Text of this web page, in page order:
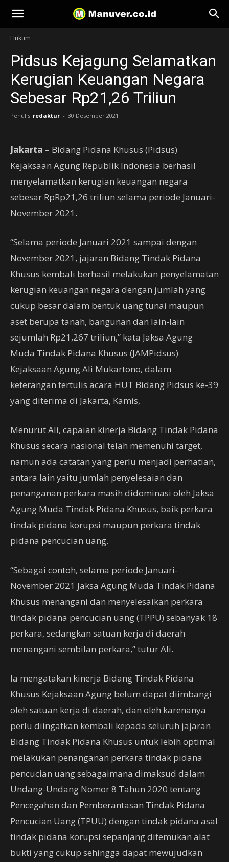
Manuver
Hukum
Pidsus Kejagung Selamatkan
Kerugian Keuangan Negara
Sebesar Rp21,26 Triliun
Penulis redaktur - 30 Desember 2021
Jakarta – Bidang Pidana Khusus (Pidsus)
Kejaksaan Agung Republik Indonesia berhasil
menyelamatkan kerugian keuangan negara
sebesar RpRp21,26 triliun selama periode Januari-
November 2021.
“Selama periode Januari 2021 sampai dengan
November 2021, jajaran Bidang Tindak Pidana
Khusus kembali berhasil melakukan penyelamatan
kerugian keuangan negara dengan jumlah yang
cukup besar dalam bentuk uang tunai maupun
aset berupa tanah, bangunan dan lain-lain
sejumlah Rp21,267 triliun,” kata Jaksa Agung
Muda Tindak Pidana Khusus (JAMPidsus)
Kejaksaan Agung Ali Mukartono, dalam
keterangan tertulis acara HUT Bidang Pidsus ke-39
yang diterima di Jakarta, Kamis,
Menurut Ali, capaian kinerja Bidang Tindak Pidana
Khusus secara nasional telah memenuhi target,
namun ada catatan yang perlu menjadi perhatian,
antara lain yaitu jumlah penyelesaian dan
penanganan perkara masih didominasi oleh Jaksa
Agung Muda Tindak Pidana Khusus, baik perkara
tindak pidana korupsi maupun perkara tindak
pidana pencucian uang.
“Sebagai contoh, selama periode Januari-
November 2021 Jaksa Agung Muda Tindak Pidana
Khusus menangani dan menyelesaikan perkara
tindak pidana pencucian uang (TPPU) sebanyak 18
perkara, sedangkan satuan kerja di daerah
menangani sembilan perkara,” tutur Ali.
Ia mengatakan kinerja Bidang Tindak Pidana
Khusus Kejaksaan Agung belum dapat diimbangi
oleh satuan kerja di daerah, dan oleh karenanya
perlu diingatkan kembali kepada seluruh jajaran
Bidang Tindak Pidana Khusus untuk lebih optimal
melakukan penanganan perkara tindak pidana
pencucian uang sebagaimana dimaksud dalam
Undang-Undang Nomor 8 Tahun 2020 tentang
Pencegahan dan Pemberantasan Tindak Pidana
Pencucian Uang (TPUU) dengan tindak pidana asal
tindak pidana korupsi sepanjang ditemukan alat
bukti yang cukup sehingga dapat mewujudkan